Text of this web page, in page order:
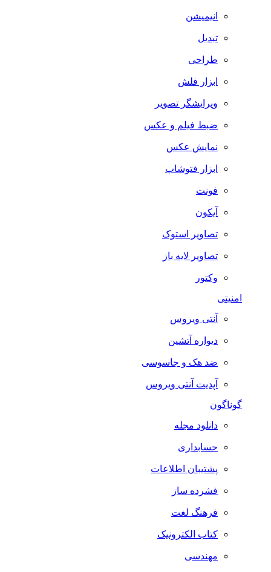
انیمیشن
تبدیل
طراحی
ابزار فلش
ویرایشگر تصویر
ضبط فيلم و عكس
نمایش عکس
ابزار فتوشاپ
فونت
آیکون
تصاویر استوک
تصاویر لایه باز
وکتور
امنیتی
آنتی ویروس
دیواره آتشین
ضد هک و جاسوسی
آپدیت آنتی ویروس
گوناگون
دانلود مجله
حسابداری
پشتیبان اطلاعات
فشرده ساز
فرهنگ لغت
کتاب الکترونیک
مهندسی